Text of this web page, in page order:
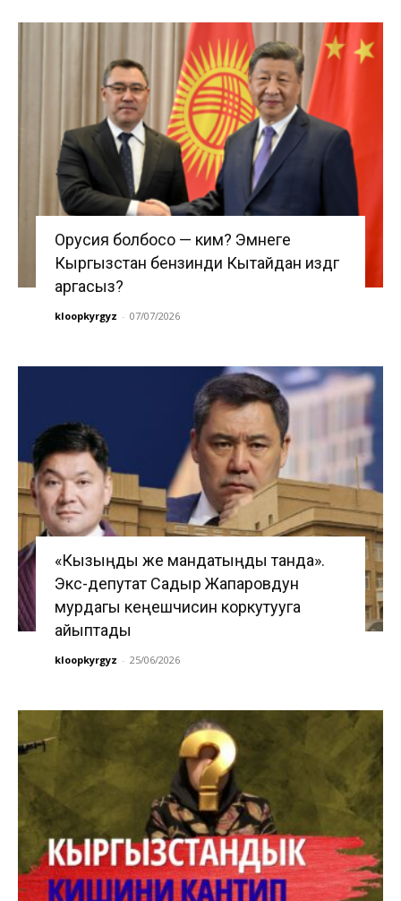
Орусия болбосо — ким? Эмнеге
Кыргызстан бензинди Кытайдан издөөгө
аргасыз?
kloopkyrgyz - 07/07/2026
«Кызыңды же мандатыңды танда».
Экс-депутат Садыр Жапаровдун
мурдагы кеңешчисин коркутууга
айыптады
kloopkyrgyz - 25/06/2026